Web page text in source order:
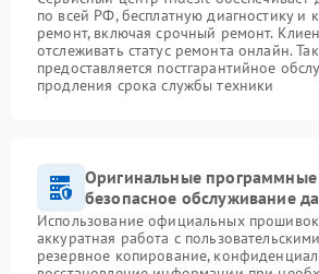
по всей РФ, бесплатную диагностику и
ремонт, включая срочный ремонт.
отслеживать статус ремонта онлайн.
предоставляется постгарантийное
продления срока службы техники
Оригинальные
безопасное обслуживание
Использование официальных
аккуратная работа с
резервное копирование,